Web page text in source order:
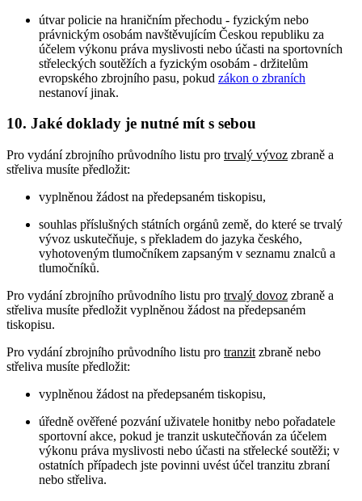
útvar policie na hraničním přechodu - fyzickým nebo
právnickým osobám navštěvujícím Českou republiku za
účelem výkonu práva myslivosti nebo účasti na sportovních
střeleckých soutěžích a fyzickým osobám - držitelům
evropského zbrojního pasu, pokud zákon o zbraních
nestanoví jinak.
10. Jaké doklady je nutné mít s sebou
Pro vydání zbrojního průvodního listu pro trvalý vývoz zbraně a
střeliva musíte předložit:
vyplněnou žádost na předepsaném tiskopisu,
souhlas příslušných státních orgánů země, do které se trvalý
vývoz uskutečňuje, s překladem do jazyka českého,
vyhotoveným tlumočníkem zapsaným v seznamu znalců a
tlumočníků.
Pro vydání zbrojního průvodního listu pro trvalý dovoz zbraně a
střeliva musíte předložit vyplněnou žádost na předepsaném
tiskopisu.
Pro vydání zbrojního průvodního listu pro tranzit zbraně nebo
střeliva musíte předložit:
vyplněnou žádost na předepsaném tiskopisu,
úředně ověřené pozvání uživatele honitby nebo pořadatele
sportovní akce, pokud je tranzit uskutečňován za účelem
výkonu práva myslivosti nebo účasti na střelecké soutěži; v
ostatních případech jste povinni uvést účel tranzitu zbraní
nebo střeliva.